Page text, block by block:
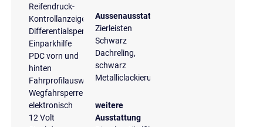
Reifendruck-
Kontrollanzeige
Differentialsperre
Einparkhilfe
PDC vorn und
hinten
Fahrprofilauswahl
Wegfahrsperre
elektronisch
12 Volt
Aussenausstattung
Zierleisten
Schwarz
Dachreling,
schwarz
Metalliclackierung
weitere
Ausstattung